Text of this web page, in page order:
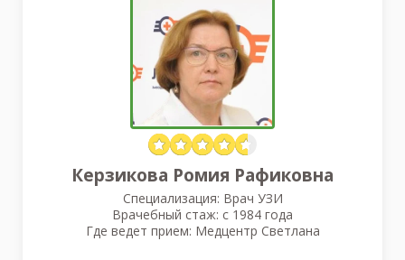
Керзикова Ромия Рафиковна
Специализация: Врач УЗИ
Врачебный стаж: с 1984 года
Где ведет прием: Медцентр Светлана